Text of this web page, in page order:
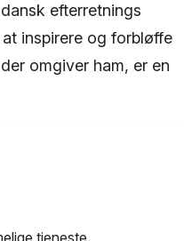
efterretnings
inspirere og forbløffe
omgiver ham, er en